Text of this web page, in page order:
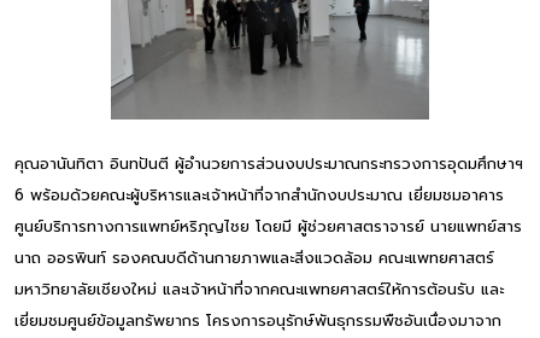
คุณอานันทิตา อินทปันตี ผู้อำนวยการส่วนงบประมาณกระทรวงการอุดมศึกษาฯ
6 พร้อมด้วยคณะผู้บริหารและเจ้าหน้าที่จากสำนักงบประมาณ เยี่ยมชมอาคาร
ศูนย์บริการทางการแพทย์หริภุญไชย โดยมี ผู้ช่วยศาสตราจารย์ นายแพทย์สาร
นาถ ออรพินท์ รองคณบดีด้านกายภาพและสิ่งแวดล้อม คณะแพทยศาสตร์
มหาวิทยาลัยเชียงใหม่ และเจ้าหน้าที่จากคณะแพทยศาสตร์ให้การต้อนรับ และ
เยี่ยมชมศูนย์ข้อมูลทรัพยากร โครงการอนุรักษ์พันธุกรรมพืชอันเนื่องมาจาก